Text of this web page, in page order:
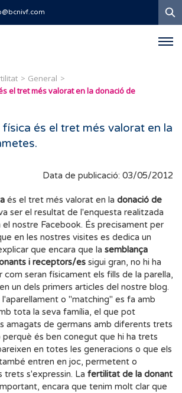
General
el tret més valorat en la donació de
és el tret més valorat en la
Data de publicació: 03/05/2012
és el tret més valorat en la donació de
ser el resultat de l'enquesta realitzada
el nostre Facebook. És precisament per
en les nostres visites es dedica un
que encara que la semblança
i receptors/es sigui gran, no hi ha
com seran físicament els fills de la parella,
un dels primers articles del nostre blog.
o "matching" es fa amb
tota la seva família, el que pot
amagats de germans amb diferents trets
perquè és ben conegut que hi ha trets
en totes les generacions o que els
entren en joc, permetent o
s'expressin. La fertilitat de la donant
encara que tenim molt clar que